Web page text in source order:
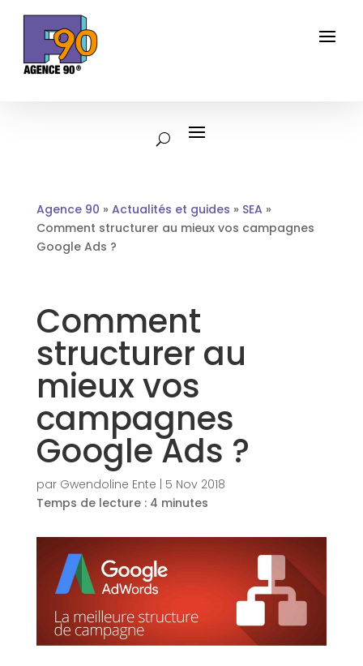
Agence 90 » Actualités et guides » SEA »
Comment structurer au mieux vos campagnes
Google Ads ?
Comment
structurer au
mieux vos
campagnes
Google Ads ?
par Gwendoline Ente
5 Nov 2018
Temps de lecture : 4 minutes